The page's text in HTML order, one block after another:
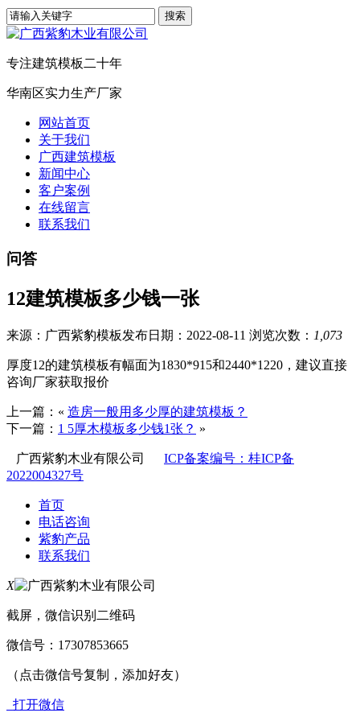
专注建筑模板二十年
华南区实力生产厂家
网站首页
关于我们
广西建筑模板
新闻中心
客户案例
在线留言
联系我们
问答
12建筑模板多少钱一张
来源：广西紫豹模板发布日期：2022-08-11 浏览次数： 1,073
厚度12的建筑模板有幅面为1830*915和2440*1220，建议直接
咨询厂家获取报价
上一篇：« 造房一般用多少厚的建筑模板？
下一篇： 1 5厚木模板多少钱1张？ »
广西紫豹木业有限公司 ICP备案编号：桂ICP备
2022004327号
首页
电话咨询
紫豹产品
联系我们
X
截屏，微信识别二维码
微信号： 17307853665
（点击微信号复制，添加好友）
打开微信